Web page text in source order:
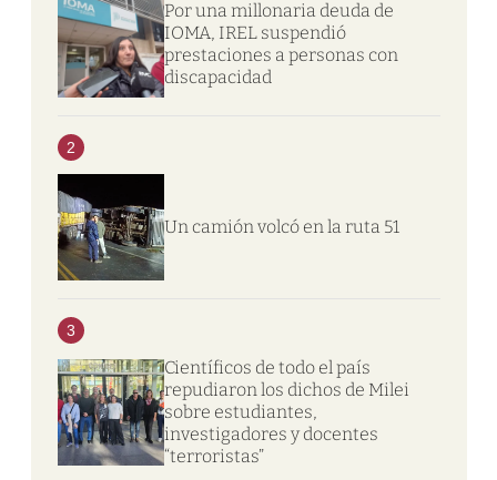
Por una millonaria deuda de
IOMA, IREL suspendió
prestaciones a personas con
discapacidad
2
Un camión volcó en la ruta 51
3
Científicos de todo el país
repudiaron los dichos de Milei
sobre estudiantes,
investigadores y docentes
“terroristas”